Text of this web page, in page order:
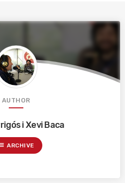
AUTHOR
i Xevi Baca
ARCHIVE